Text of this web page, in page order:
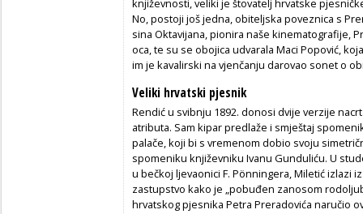
književnosti, veliki je štovatelj hrvatske
No, postoji još jedna, obiteljska poveznica s
sina Oktavijana, pionira naše kinematografije,
oca, te su se obojica udvarala Maci Popović,
im je kavalirski na vjenčanju darovao sonet o
Veliki hrvatski pjesnik
Rendić u svibnju 1892. donosi dvije verzije
atributa. Sam kipar predlaže i smještaj
palače, koji bi s vremenom dobio svoju
spomeniku književniku Ivanu Gunduliću. U
u bečkoj ljevaonici F. Pönningera, Miletić izlazi
zastupstvo kako je „pobuđen zanosom
hrvatskog pjesnika Petra Preradovića naručio